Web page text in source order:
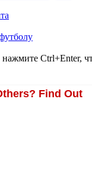
Ctrl+Enter,